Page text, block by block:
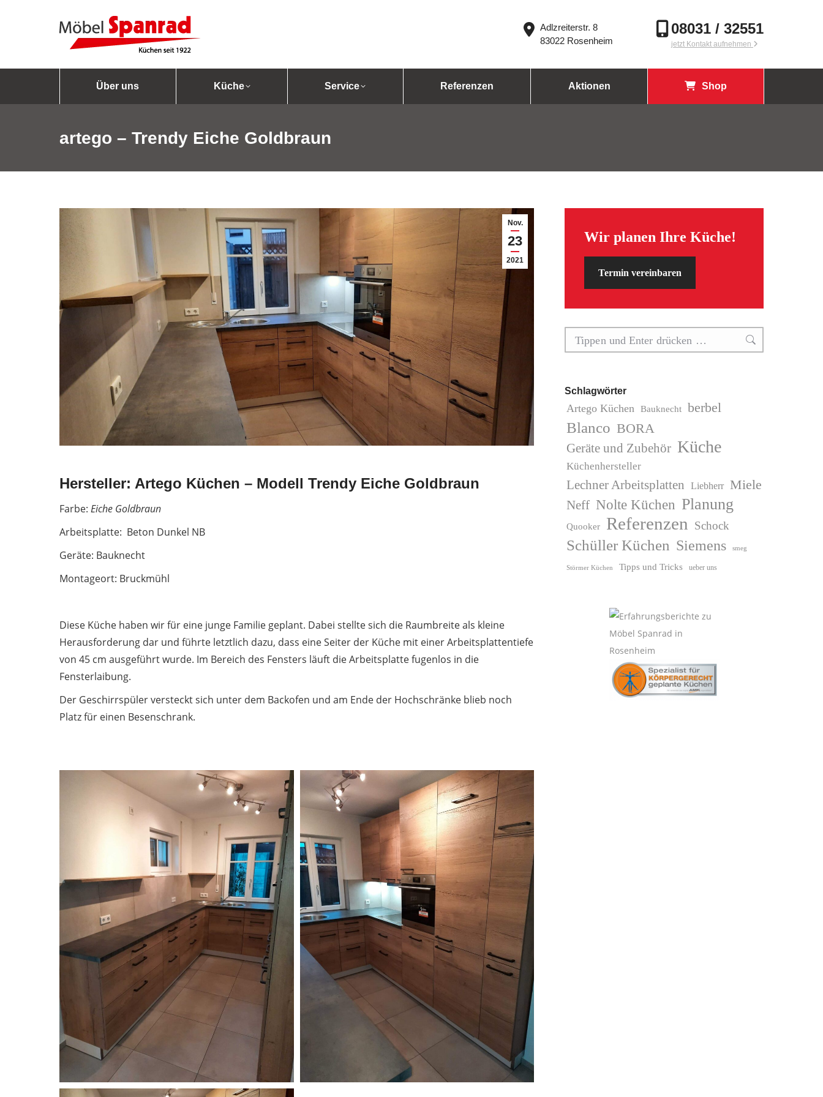
Adlzreiterstr. 8
83022 Rosenheim
08031 / 32551
jetzt Kontakt aufnehmen
Über uns Küche Service Referenzen Aktionen Shop
artego – Trendy Eiche Goldbraun
Nov.
23
2021
Hersteller: Artego Küchen – Modell Trendy Eiche Goldbraun
Farbe: Eiche Goldbraun
Arbeitsplatte: Beton Dunkel NB
Geräte: Bauknecht
Montageort: Bruckmühl
Diese Küche haben wir für eine junge Familie geplant. Dabei stellte sich die Raumbreite als kleine
Herausforderung dar und führte letztlich dazu, dass eine Seiter der Küche mit einer Arbeitsplattentiefe
von 45 cm ausgeführt wurde. Im Bereich des Fensters läuft die Arbeitsplatte fugenlos in die
Fensterlaibung.
Der Geschirrspüler versteckt sich unter dem Backofen und am Ende der Hochschränke blieb noch
Platz für einen Besenschrank.
Wir planen Ihre Küche!
Termin vereinbaren
Search:
Schlagwörter
Artego Küchen Bauknecht berbel
Blanco BORA
Geräte und Zubehör Küche
Küchenhersteller
Lechner Arbeitsplatten Liebherr Miele
Neff Nolte Küchen Planung
Quooker Referenzen Schock
Schüller Küchen Siemens smeg
Störmer Küchen Tipps und Tricks ueber uns